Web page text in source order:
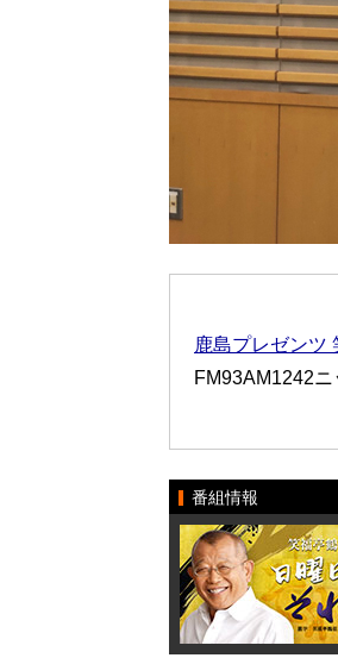
鹿島プレゼンツ
FM93AM1242
番組情報